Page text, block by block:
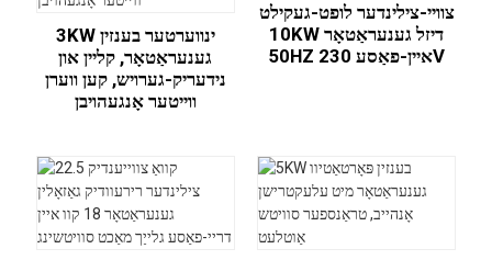
3KW ינווערטער בענזין
גענעראַטאָר, קליין און
נידעריק-גערויש, קען ווערן
ווייטער אָנגעהויבן
צוויי-צילינדער לופט-געקילט
10KW דיזל גענעראַטאָר
50HZ איין-פאַסע 230V